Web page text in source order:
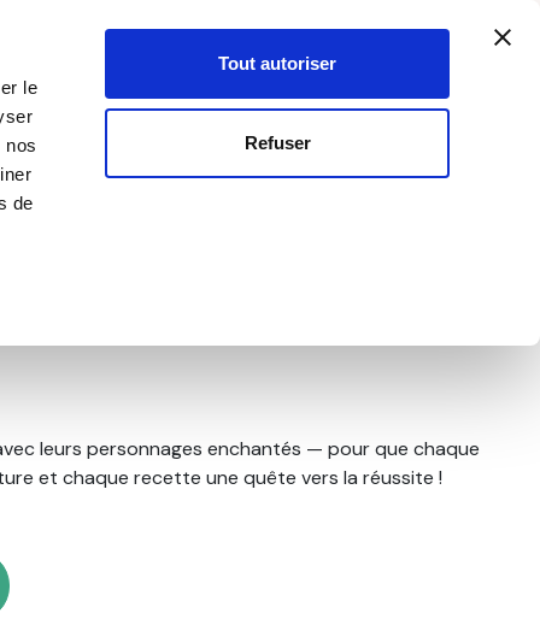
le
nos
de
Tout autoriser
Refuser
Créer un compte
Mon compte
Inscription -Connexion Votre
leurs personnages enchantés — pour que chaque
et chaque recette une quête vers la réussite !